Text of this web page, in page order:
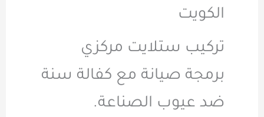
الكويت
تركيب ستلايت مركزي
برمجة صيانة مع كفالة سنة
ضد عيوب الصناعة.